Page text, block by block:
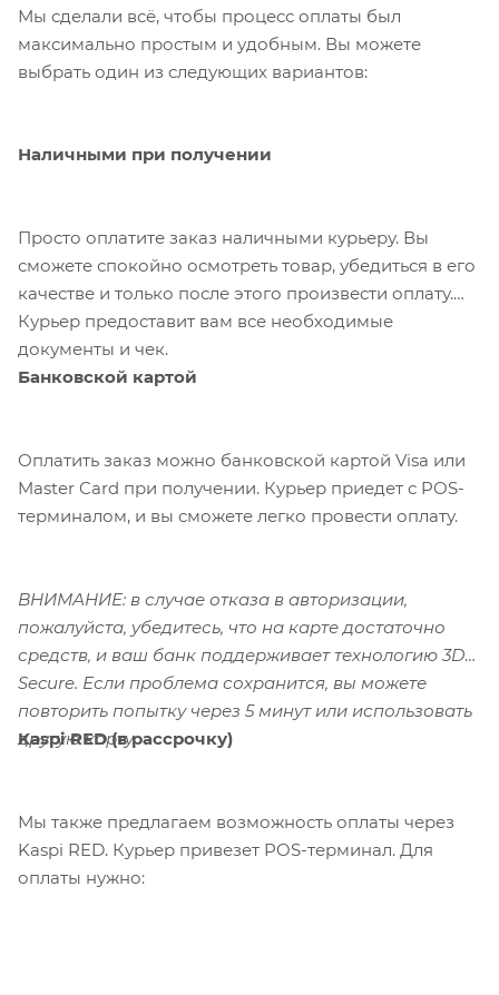
Мы сделали всё, чтобы процесс оплаты был
максимально простым и удобным. Вы можете
выбрать один из следующих вариантов:
Наличными при получении
Просто оплатите заказ наличными курьеру. Вы
сможете спокойно осмотреть товар, убедиться в его
качестве и только после этого произвести оплату.
Курьер предоставит вам все необходимые
документы и чек.
Банковской картой
Оплатить заказ можно банковской картой Visa или
Master Card при получении. Курьер приедет с POS-
терминалом, и вы сможете легко провести оплату.
ВНИМАНИЕ: в случае отказа в авторизации,
пожалуйста, убедитесь, что на карте достаточно
средств, и ваш банк поддерживает технологию 3D-
Secure. Если проблема сохранится, вы можете
повторить попытку через 5 минут или использовать
другую карту.
Kaspi RED (в рассрочку)
Мы также предлагаем возможность оплаты через
Kaspi RED. Курьер привезет POS-терминал. Для
оплаты нужно: